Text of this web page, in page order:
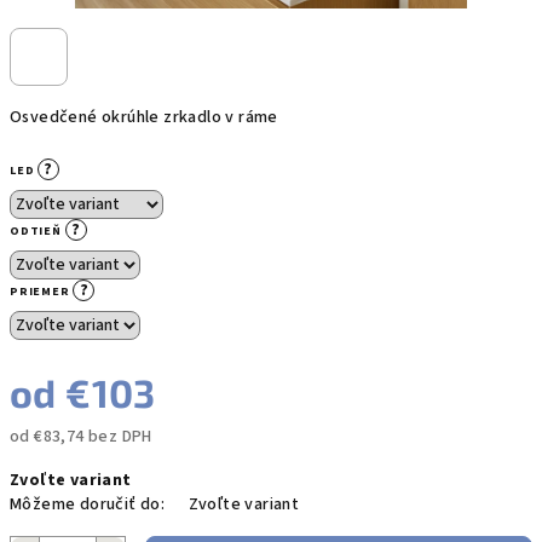
Osvedčené okrúhle zrkadlo v ráme
LED ?
ODTIEŇ ?
PRIEMER ?
od €103
od€83,74bez DPH
cena:
Zvoľte variant
Môžeme doručiť do:
Zvoľte variant